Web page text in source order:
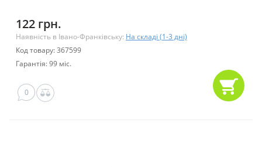
122 грн.
Наявність в Івано-Франківську: На складі (1-3 дні)
Код товару: 367599
Гарантія: 99 міс.
0